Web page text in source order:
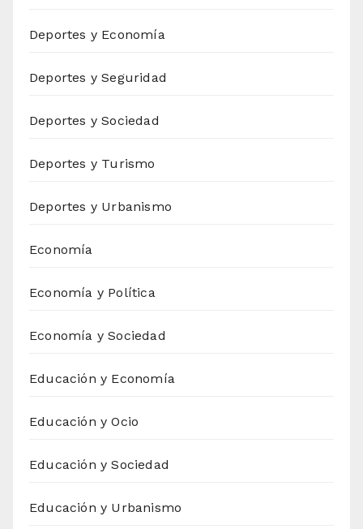
Deportes y Economía
Deportes y Seguridad
Deportes y Sociedad
Deportes y Turismo
Deportes y Urbanismo
Economía
Economía y Política
Economía y Sociedad
Educación y Economía
Educación y Ocio
Educación y Sociedad
Educación y Urbanismo